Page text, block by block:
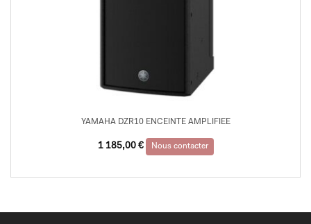
YAMAHA DZR10 ENCEINTE AMPLIFIEE
1 185,00 € Nous contacter